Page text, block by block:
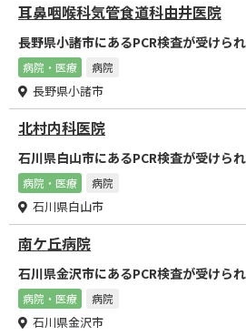
耳鼻咽喉科気管食道科由井医院
長野県小諸市にあるPCR検査が受けら
病院・医療 病院
長野県小諸市
北村内科医院
石川県白山市にあるPCR検査が受けら
病院・医療 病院
石川県白山市
南ケ丘病院
石川県金沢市にあるPCR検査が受けら
病院・医療 病院
石川県金沢市